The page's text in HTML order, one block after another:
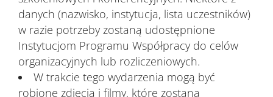
danych (nazwisko, instytucja, lista uczestników)
w razie potrzeby zostaną udostępnione
Instytucjom Programu Współpracy do celów
organizacyjnych lub rozliczeniowych.
W trakcie tego wydarzenia mogą być
robione zdjęcia i filmy, które zostaną